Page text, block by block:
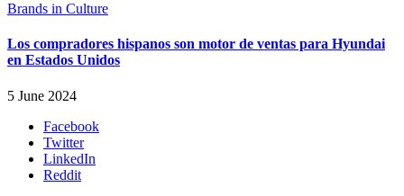
Brands in Culture
Los compradores hispanos son motor de ventas para Hyundai
en Estados Unidos
5 June 2024
Facebook
Twitter
LinkedIn
Reddit